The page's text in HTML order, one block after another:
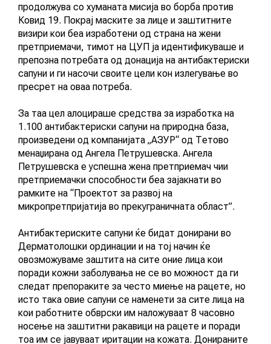
АРХИВА
ИНИЦИЈАТИВИ
ПОСТАПКА
ПОДНЕСИ ИНИЦИЈАТИВА
ПОДДРЖИ ИНИЦИЈАТИВА
МУЛТИМЕДИЈА
ГАЛЕРИЈА
ВИДЕО
КОНТАКТ
продолжува со хуманата мисија во борба против
Ковид 19. Покрај маските за лице и заштитните
визири кои беа изработени од страна на жени
претприемачи, тимот на ЦУП ја идентификуваше и
препозна потребата од донација на антибактериски
сапуни и ги насочи своите цели кон излегување во
пресрет на оваа потреба.
За таа цел алоцираше средства за изработка на
1.100 антибактериски сапуни на природна база,
произведени од компанијата „АЗУР“ од Тетово
менаџирана од Ангела Петрушевска. Ангела
Петрушевска е успешна жена претприемач чии
претприемачки способности беа зајакнати во
рамките на “Проектот за развој на
микропретпријатија во прекуграничната област”.
Антибактериските сапуни ќе бидат донирани во
Дерматолошки ординации и на тој начин ќе
овозможуваме заштита на сите оние лица кои
поради кожни заболувања не се во можност да ги
следат препораките за често миење на рацете, но
исто така овие сапуни се наменети за сите лица на
кои работните обврски им наложуваат 8 часовно
носење на заштитни ракавици на рацете и поради
тоа им се јавуваат иритации на кожата. Донираните